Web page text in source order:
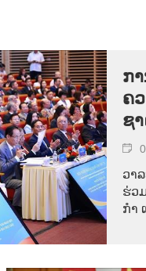
ກ
ຄ
ຊ
ວາ​
ຮ່ວ
ກຳ